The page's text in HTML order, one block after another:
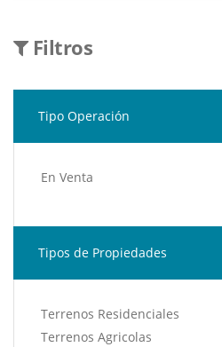
Filtros
Tipo Operación
En Venta
Tipos de Propiedades
Terrenos Residenciales
Terrenos Agricolas